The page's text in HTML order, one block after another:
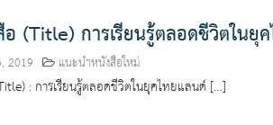
(Title) การเรียนรู้ตลอดชีวิตในยุ
2019 แนะนำหนังสือใหม่
: การเรียนรู้ตลอดชีวิตในยุคไทยแลนด์ […]